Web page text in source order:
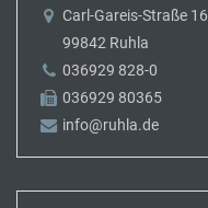
Carl-Gareis-Straße 16
99842 Ruhla
036929 828-0
036929 80365
info@ruhla.de